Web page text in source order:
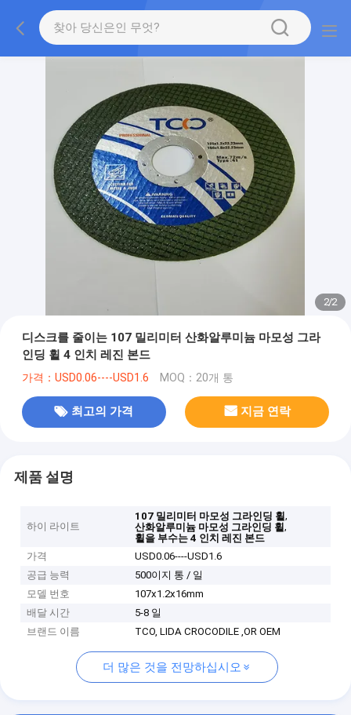
2/2
디스크를 줄이는 107 밀리미터 산화알루미늄 마모성 그라
인딩 휠 4 인치 레진 본드
가격：USD0.06----USD1.6 MOQ：20개 통
최고의 가격 지금 연락
제품 설명
하이 라이트
107 밀리미터 마모성 그라인딩 휠,
산화알루미늄 마모성 그라인딩 휠,
휠을 부수는 4 인치 레진 본드
가격
USD0.06----USD1.6
공급 능력
500이지 통 / 일
모델 번호
107x1.2x16mm
배달 시간
5-8 일
브랜드 이름
TCO, LIDA CROCODILE ,OR OEM
더 많은 것을 전망하십시오